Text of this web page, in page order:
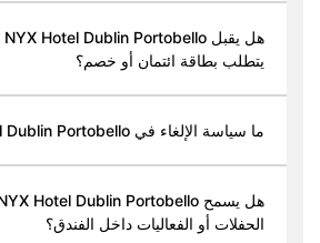
يتطلب بطاقة ائتمان أو خصم؟
ما سياسة الإلغاء في NYX Hotel Dublin Portobello؟
الحفلات أو الفعاليات داخل الفندق؟